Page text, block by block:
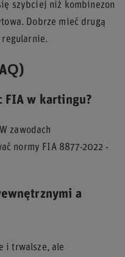
szybciej niż kombinezon
Dobrze mieć drugą
FIA w kartingu?
zawodach
normy FIA 8877-2022 -
a
i trwalsze, ale